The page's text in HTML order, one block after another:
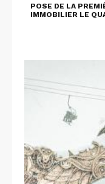
POSE DE LA
IMMOBILIER LE